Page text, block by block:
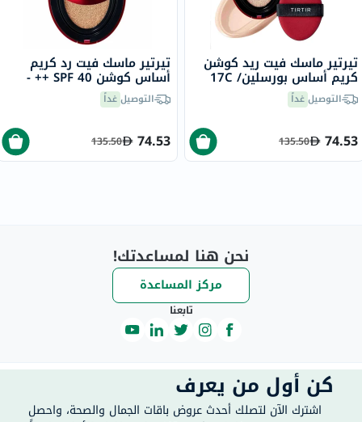
تيرتير ماسك فيت ريد كوشن
كريم أساس بورسلين/ 17C
من 18 جرامالتوصيلغداً
74.53
135.50
تيرتير ماسك فيت رد كريم
أساس كوشن SPF 40 ++ -
18جرامالتوصيلغداً
74.53
135.50
نحن هنا لمساعدتك!
مركز المساعدة
تابعنا
كن أول من يعرف
اشترك الآن لتصلك أحدث عروض باقات الجمال والصحة، واحصل